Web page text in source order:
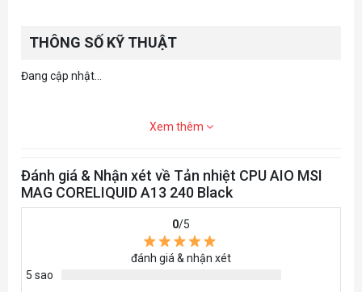
THÔNG SỐ KỸ THUẬT
Đang cập nhật...
Xem thêm
Đánh giá & Nhận xét về Tản nhiệt CPU AIO MSI
MAG CORELIQUID A13 240 Black
0/5
đánh giá & nhận xét
5 sao